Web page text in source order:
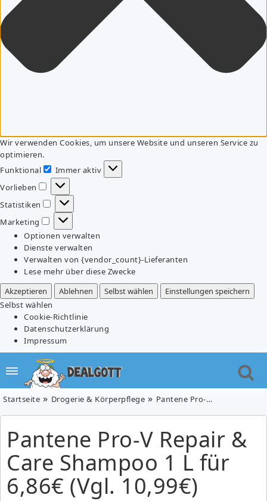
Wir verwenden Cookies, um unsere Website und unseren Service zu
optimieren.
Funktional
Funktional
Immer aktiv
Vorlieben
Vorlieben
Statistiken
Statistiken
Marketing
Marketing
Optionen verwalten
Dienste verwalten
Verwalten von {vendor_count}-Lieferanten
Lese mehr über diese Zwecke
Akzeptieren
Ablehnen Selbst wählen
Einstellungen speichern
Selbst wählen
Cookie-Richtlinie
Datenschutzerklärung
Impressum
Startseite Drogerie & Körperpflege Pantene Pro-V Repair & Care Shampoo 1 L für 6,86€ (Vgl. 10,99€)
Pantene Pro-V Repair &
Care Shampoo 1 L für
6,86€ (Vgl. 10,99€)